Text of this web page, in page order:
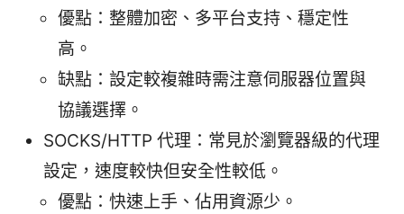
優點：整體加密、多平台支持、穩定性
高。
缺點：設定較複雜時需注意伺服器位置與
協議選擇。
SOCKS/HTTP 代理：常見於瀏覽器級的代理
設定，速度較快但安全性較低。
優點：快速上手、佔用資源少。